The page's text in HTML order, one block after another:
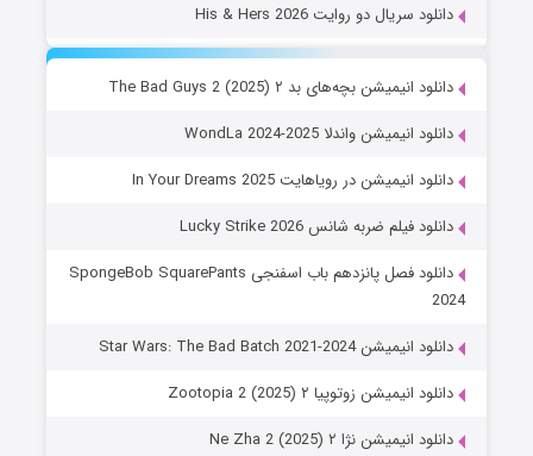
دانلود سریال دو روایت His & Hers 2026
دانلود انیمیشن بچه‌های بد ۲ The Bad Guys 2 (2025)
دانلود انیمیشن واندلا WondLa 2024-2025
دانلود انیمیشن در رویاهایت In Your Dreams 2025
دانلود فیلم ضربه شانس Lucky Strike 2026
دانلود فصل پانزدهم باب اسفنجی SpongeBob SquarePants
2024
دانلود انیمیشن Star Wars: The Bad Batch 2021-2024
دانلود انیمیشن زوتوپیا ۲ Zootopia 2 (2025)
دانلود انیمیشن نژا ۲ Ne Zha 2 (2025)